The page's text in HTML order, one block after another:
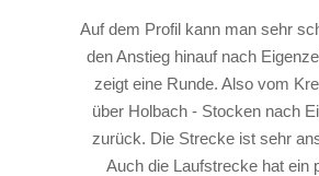
Auf dem Profil kann man sehr
den Anstieg hinauf nach
zeigt eine Runde. Also vom
über Holbach - Stocken nach
zurück. Die Strecke ist sehr
Auch die Laufstrecke hat ein